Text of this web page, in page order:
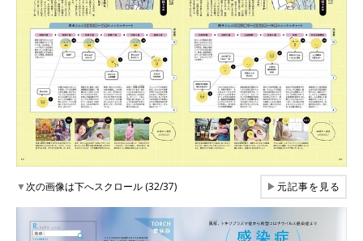
▼次の画像は下へスクロール (32/37) ▶元記事を見る